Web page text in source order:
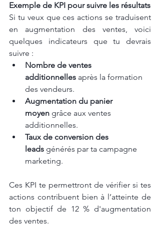
Exemple de KPI pour suivre les résultats
Si tu veux que ces actions se traduisent
en augmentation des ventes, voici
quelques indicateurs que tu devrais
suivre :
Nombre de ventes
additionnelles après la formation
des vendeurs.
Augmentation du panier
moyen grâce aux ventes
additionnelles.
Taux de conversion des
leads générés par ta campagne
marketing.
Ces KPI te permettront de vérifier si tes
actions contribuent bien à l’atteinte de
ton objectif de 12 % d'augmentation
des ventes.